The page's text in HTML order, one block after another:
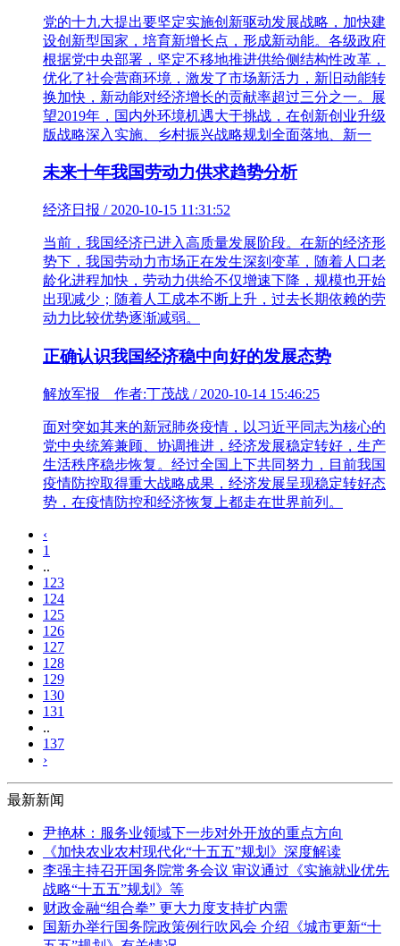
党的十九大提出要坚定实施创新驱动发展战略，加快建
设创新型国家，培育新增长点，形成新动能。各级政府
根据党中央部署，坚定不移地推进供给侧结构性改革，
优化了社会营商环境，激发了市场新活力，新旧动能转
换加快，新动能对经济增长的贡献率超过三分之一。展
望2019年，国内外环境机遇大于挑战，在创新创业升级
版战略深入实施、乡村振兴战略规划全面落地、新一
未来十年我国劳动力供求趋势分析
经济日报 / 2020-10-15 11:31:52
当前，我国经济已进入高质量发展阶段。在新的经济形
势下，我国劳动力市场正在发生深刻变革，随着人口老
龄化进程加快，劳动力供给不仅增速下降，规模也开始
出现减少；随着人工成本不断上升，过去长期依赖的劳
动力比较优势逐渐减弱。
正确认识我国经济稳中向好的发展态势
解放军报 作者:丁茂战 / 2020-10-14 15:46:25
面对突如其来的新冠肺炎疫情，以习近平同志为核心的
党中央统筹兼顾、协调推进，经济发展稳定转好，生产
生活秩序稳步恢复。经过全国上下共同努力，目前我国
疫情防控取得重大战略成果，经济发展呈现稳定转好态
势，在疫情防控和经济恢复上都走在世界前列。
‹
1
..
123
124
125
126
127
128
129
130
131
..
137
›
最新新闻
尹艳林：服务业领域下一步对外开放的重点方向
《加快农业农村现代化“十五五”规划》深度解读
李强主持召开国务院常务会议 审议通过《实施就业优先
战略“十五五”规划》等
财政金融“组合拳” 更大力度支持扩内需
国新办举行国务院政策例行吹风会 介绍《城市更新“十